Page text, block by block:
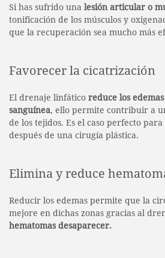
Si has sufrido una lesión articular o
tonificación de los músculos y
que la recuperación sea mucho más
Favorecer la cicatrización
El drenaje linfático reduce los
sanguínea, ello permite contribuir a
de los tejidos. Es el caso perfecto
después de una cirugía plástica.
Elimina y reduce
Reducir los edemas permite que la
mejore en dichas zonas gracias al
hematomas desaparecer.